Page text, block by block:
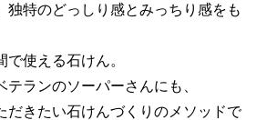
独特のどっしり感とみっちり感をも
使える石けん。
ランのソーパーさんにも、
だきたい石けんづくりのメソッドで